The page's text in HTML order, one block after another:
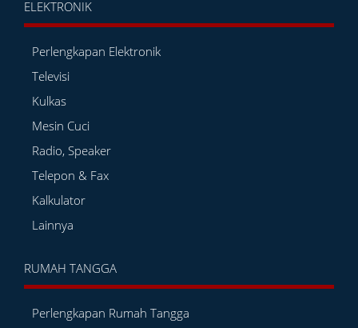
ELEKTRONIK
Perlengkapan Elektronik
Televisi
Kulkas
Mesin Cuci
Radio, Speaker
Telepon & Fax
Kalkulator
Lainnya
RUMAH TANGGA
Perlengkapan Rumah Tangga